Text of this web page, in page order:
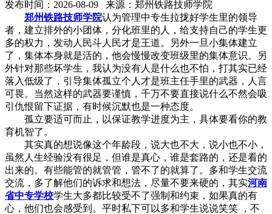
发布时间：2026-08-09 来源：郑州铁路技师学院
郑州铁路技师学院认为管理中专生拉拢好学生里的领导
者，建立排外的小团体，分化班里的人，给支持自己的学生更
多的权力，发动人民斗人民才是王道。另外一旦小集体建立
了，集体本身就是活的，他会慢慢改变班级里的集体意识。另
外针对那些坏学生，我认为没有人是什么也不怕，打其实已经
落入低级了，引导集体孤立个人才是班主任手里的武器，人言
可畏。当然这样的武器要谨慎，千万不要直接说什么不然会吸
引仇恨留下证据，有时候沉默也是一种态度。
孤立要适可而止，以保证教学进度为主，具体要看你的教
育机智了。
其实真的想说像这个年龄段，说大也不大，说小也不小，
虽然人生经验没有很足，但谁是真心，谁是套路的，还是看的
出来的。有些能管的就管管，管不了的就算了。多和学生交流
交流，多了解他们的诉求和想法，尽量不要来硬的，其实河南
省中专学校学生大多都比较受不了强制和约束，如果真的有
心，他们也会感受到。平时私下可以多和学生说说笑笑 ，不